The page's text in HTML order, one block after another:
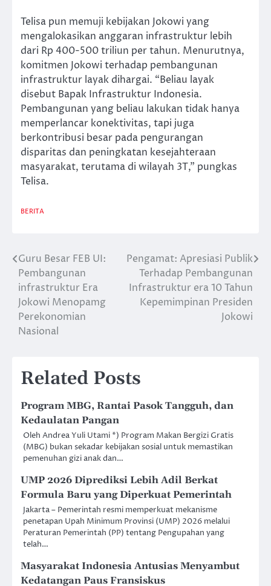
Telisa pun memuji kebijakan Jokowi yang
mengalokasikan anggaran infrastruktur lebih
dari Rp 400-500 triliun per tahun. Menurutnya,
komitmen Jokowi terhadap pembangunan
infrastruktur layak dihargai. “Beliau layak
disebut Bapak Infrastruktur Indonesia.
Pembangunan yang beliau lakukan tidak hanya
memperlancar konektivitas, tapi juga
berkontribusi besar pada pengurangan
disparitas dan peningkatan kesejahteraan
masyarakat, terutama di wilayah 3T,” pungkas
Telisa.
BERITA
Post
navigation
Guru Besar FEB UI:
Pembangunan
infrastruktur Era
Jokowi Menopamg
Perekonomian
Nasional
Pengamat: Apresiasi Publik
Terhadap Pembangunan
Infrastruktur era 10 Tahun
Kepemimpinan Presiden
Jokowi
Related Posts
Program MBG, Rantai Pasok Tangguh, dan
Kedaulatan Pangan
Oleh Andrea Yuli Utami *) Program Makan Bergizi Gratis
(MBG) bukan sekadar kebijakan sosial untuk memastikan
pemenuhan gizi anak dan…
UMP 2026 Diprediksi Lebih Adil Berkat
Formula Baru yang Diperkuat Pemerintah
Jakarta – Pemerintah resmi memperkuat mekanisme
penetapan Upah Minimum Provinsi (UMP) 2026 melalui
Peraturan Pemerintah (PP) tentang Pengupahan yang
telah…
Masyarakat Indonesia Antusias Menyambut
Kedatangan Paus Fransiskus